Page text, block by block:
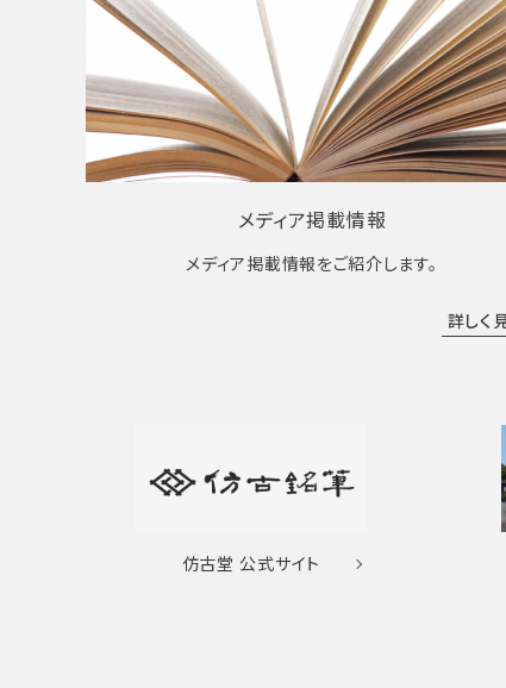
メディア掲載情報
メディア掲載情報をご紹介します。
詳しく
仿古堂 公式サイト